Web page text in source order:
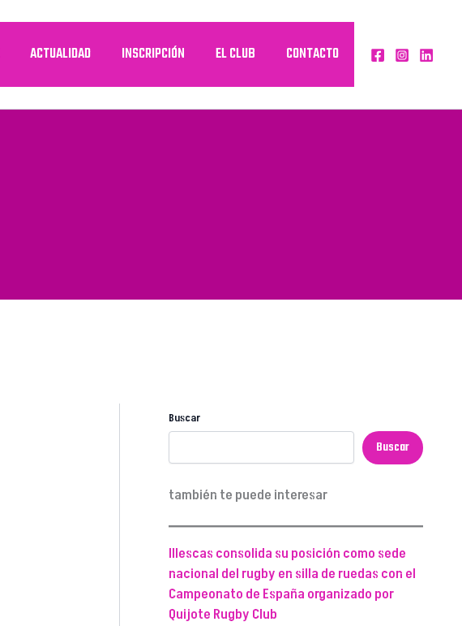
ACTUALIDAD INSCRIPCIÓN EL CLUB CONTACTO
Buscar
Buscar
también te puede interesar
Illescas consolida su posición como sede
nacional del rugby en silla de ruedas con el
Campeonato de España organizado por
Quijote Rugby Club